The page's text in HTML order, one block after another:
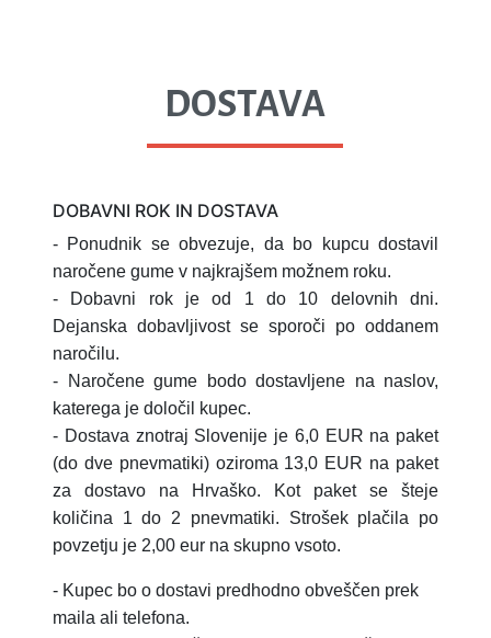
DOSTAVA
DOBAVNI ROK IN DOSTAVA
- Ponudnik se obvezuje, da bo kupcu dostavil
naročene gume v najkrajšem možnem roku.
- Dobavni rok je od 1 do 10 delovnih dni.
Dejanska dobavljivost se sporoči po oddanem
naročilu.
- Naročene gume bodo dostavljene na naslov,
katerega je določil kupec.
- Dostava znotraj Slovenije je 6,0 EUR na paket
(do dve pnevmatiki) oziroma 13,0 EUR na paket
za dostavo na Hrvaško.
Kot paket se šteje
količina 1 do 2 pnevmatiki. Strošek plačila po
povzetju je 2,00 eur na skupno vsoto.
- Kupec bo o dostavi predhodno obveščen prek
maila ali telefona.